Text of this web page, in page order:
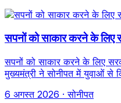
सपनों को साकार करने के
सपनों को साकार करने के लिए
मुख्यमंत्री ने सोनीपत में युवाओं से
6 अगस्त 2026 · सोनीपत